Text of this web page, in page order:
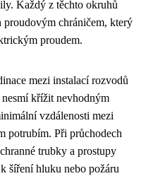
Každý z těchto okruhů
proudovým chráničem, který
proudem.
mezi instalací rozvodů
křížit nevhodným
vzdálenosti mezi
potrubím. Při průchodech
trubky a prostupy
šíření hluku nebo požáru